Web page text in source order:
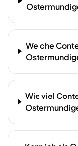
Welche
Wie viel